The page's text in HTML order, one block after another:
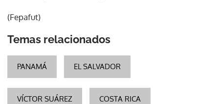
(Fepafut)
Temas relacionados
PANAMÁ EL SALVADOR
VÍCTOR SUÁREZ COSTA RICA